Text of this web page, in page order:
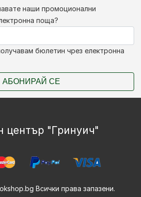
наши промоционални
поща?
бюлетин чрез електронна
АБОНИРАЙ СЕ
център "Гринуич"
Всички права запазени.